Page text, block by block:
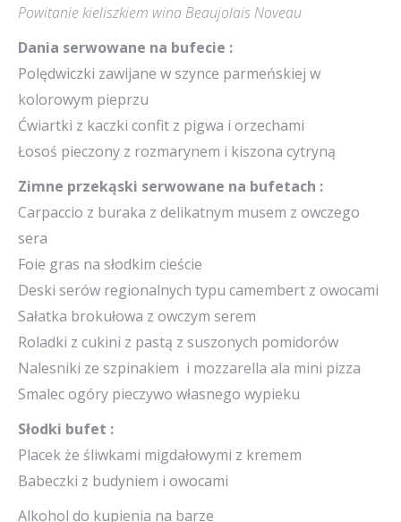
Powitanie kieliszkiem wina Beaujolais Noveau
Dania serwowane na bufecie :
Polędwiczki zawijane w szynce parmeńskiej w
kolorowym pieprzu
Ćwiartki z kaczki confit z pigwa i orzechami
Łosoś pieczony z rozmarynem i kiszona cytryną
Zimne przekąski serwowane na bufetach :
Carpaccio z buraka z delikatnym musem z owczego
sera
Foie gras na słodkim cieście
Deski serów regionalnych typu camembert z owocami
Sałatka brokułowa z owczym serem
Roladki z cukini z pastą z suszonych pomidorów
Nalesniki ze szpinakiem i mozzarella ala mini pizza
Smalec ogóry pieczywo własnego wypieku
Słodki bufet :
Placek że śliwkami migdałowymi z kremem
Babeczki z budyniem i owocami
Alkohol do kupienia na barze